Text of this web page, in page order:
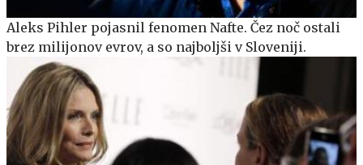
Aleks Pihler pojasnil fenomen Nafte. Čez noč ostali
brez milijonov evrov, a so najboljši v Sloveniji.